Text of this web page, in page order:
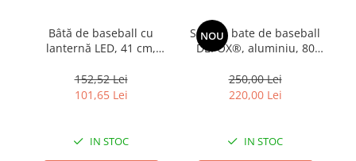
Bâtă de baseball cu
lanternă LED, 41 cm,
152,52 Lei
101,65 Lei
IN STOC
NOU
Set trei bate de baseball
DEPOX®, aluminiu, 80
250,00 Lei
220,00 Lei
IN STOC